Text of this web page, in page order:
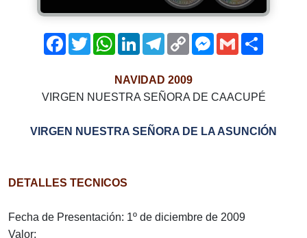
Facebook
TwitterWhatsApp
LinkedInTelegram
Copy
Link
Messenger
Gmail
NAVIDAD 2009
VIRGEN NUESTRA SEÑORA DE CAACUPÉ
VIRGEN NUESTRA SEÑORA DE LA ASUNCIÓN
DETALLES TECNICOS
Fecha de Presentación: 1º de diciembre de 2009
Valor: